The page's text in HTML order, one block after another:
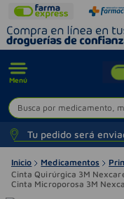
Menú
Busca por medicamento,
Tu pedido será
Inicio Medicamentos
Cinta Quirúrgica 3M
Cinta Microporosa 3M